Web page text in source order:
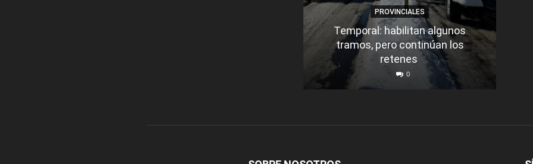
PROVINCIALES
Temporal: habilitan algunos
tramos, pero continúan los
retenes
0